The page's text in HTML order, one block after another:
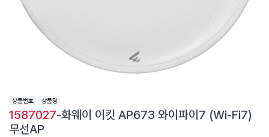
1587027-화웨이 이킷 AP673 와이파이7 (Wi-Fi7)
무선AP